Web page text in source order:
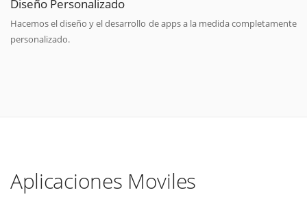
Diseño Personalizado
Hacemos el diseño y el desarrollo de apps a la medida completamente
personalizado.
Aplicaciones Moviles